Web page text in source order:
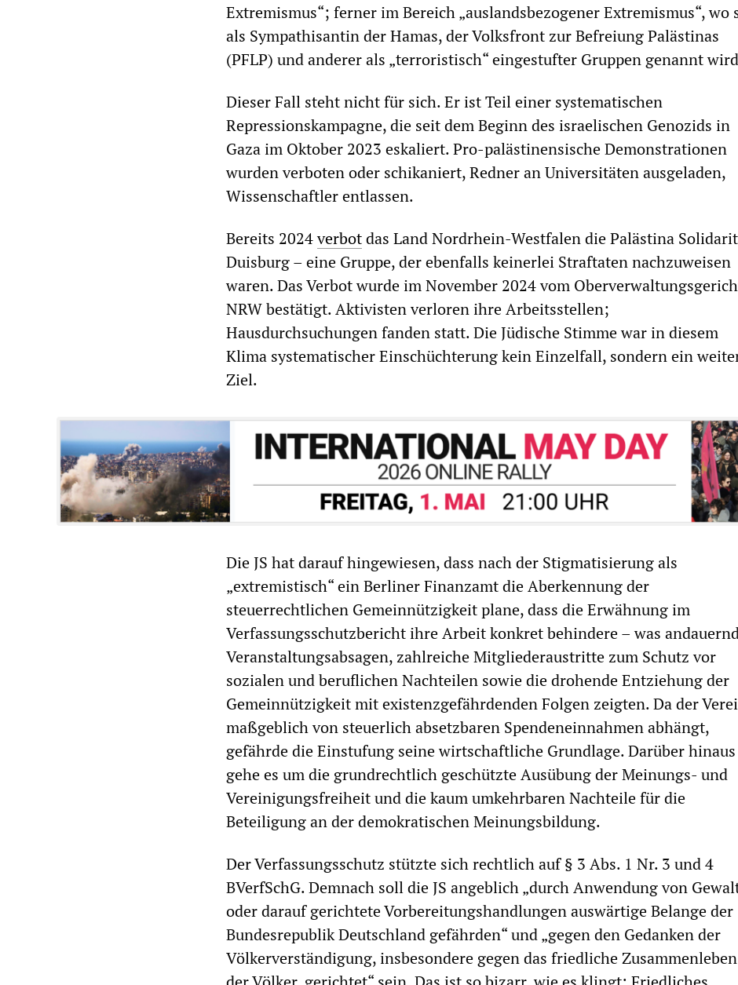
Extremismus“; ferner im Bereich „auslandsbezogener Extremismus“, wo
als Sympathisantin der Hamas, der Volksfront zur Befreiung Palästinas
(PFLP) und anderer als „terroristisch“ eingestufter Gruppen genannt
Dieser Fall steht nicht für sich. Er ist Teil einer systematischen
Repressionskampagne, die seit dem Beginn des israelischen Genozids in
Gaza im Oktober 2023 eskaliert. Pro-palästinensische Demonstrationen
wurden verboten oder schikaniert, Redner an Universitäten ausgeladen,
Wissenschaftler entlassen.
Bereits 2024verbotdas Land Nordrhein-Westfalen die Palästina
Duisburg – eine Gruppe, der ebenfalls keinerlei Straftaten nachzuweisen
waren. Das Verbot wurde im November 2024 vom
NRW bestätigt. Aktivisten verloren ihre Arbeitsstellen;
Hausdurchsuchungen fanden statt. Die Jüdische Stimme war in diesem
Klima systematischer Einschüchterung kein Einzelfall, sondern ein
Ziel.
Die JS hat darauf hingewiesen, dass nach der Stigmatisierung als
„extremistisch“ ein Berliner Finanzamt die Aberkennung der
steuerrechtlichen Gemeinnützigkeit plane, dass die Erwähnung im
Verfassungsschutzbericht ihre Arbeit konkret behindere – was
Veranstaltungsabsagen, zahlreiche Mitgliederaustritte zum Schutz vor
sozialen und beruflichen Nachteilen sowie die drohende Entziehung der
Gemeinnützigkeit mit existenzgefährdenden Folgen zeigten. Da der
maßgeblich von steuerlich absetzbaren Spendeneinnahmen abhängt,
gefährde die Einstufung seine wirtschaftliche Grundlage. Darüber hinaus
gehe es um die grundrechtlich geschützte Ausübung der Meinungs- und
Vereinigungsfreiheit und die kaum umkehrbaren Nachteile für die
Beteiligung an der demokratischen Meinungsbildung.
Der Verfassungsschutz stützte sich rechtlich auf § 3 Abs. 1 Nr. 3 und 4
BVerfSchG. Demnach soll die JS angeblich „durch Anwendung von
oder darauf gerichtete Vorbereitungshandlungen auswärtige Belange der
Bundesrepublik Deutschland gefährden“ und „gegen den Gedanken der
Völkerverständigung, insbesondere gegen das friedliche Zusammenleben